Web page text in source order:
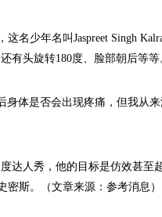
名少年名叫Jaspreet Singh
有头旋转180度、脸部朝后等等
身体是否会出现疼痛，但我从
达人秀，他的目标是仿效甚至
斯。（文章来源：参考消息）